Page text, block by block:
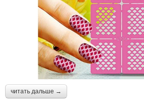
читать дальше →